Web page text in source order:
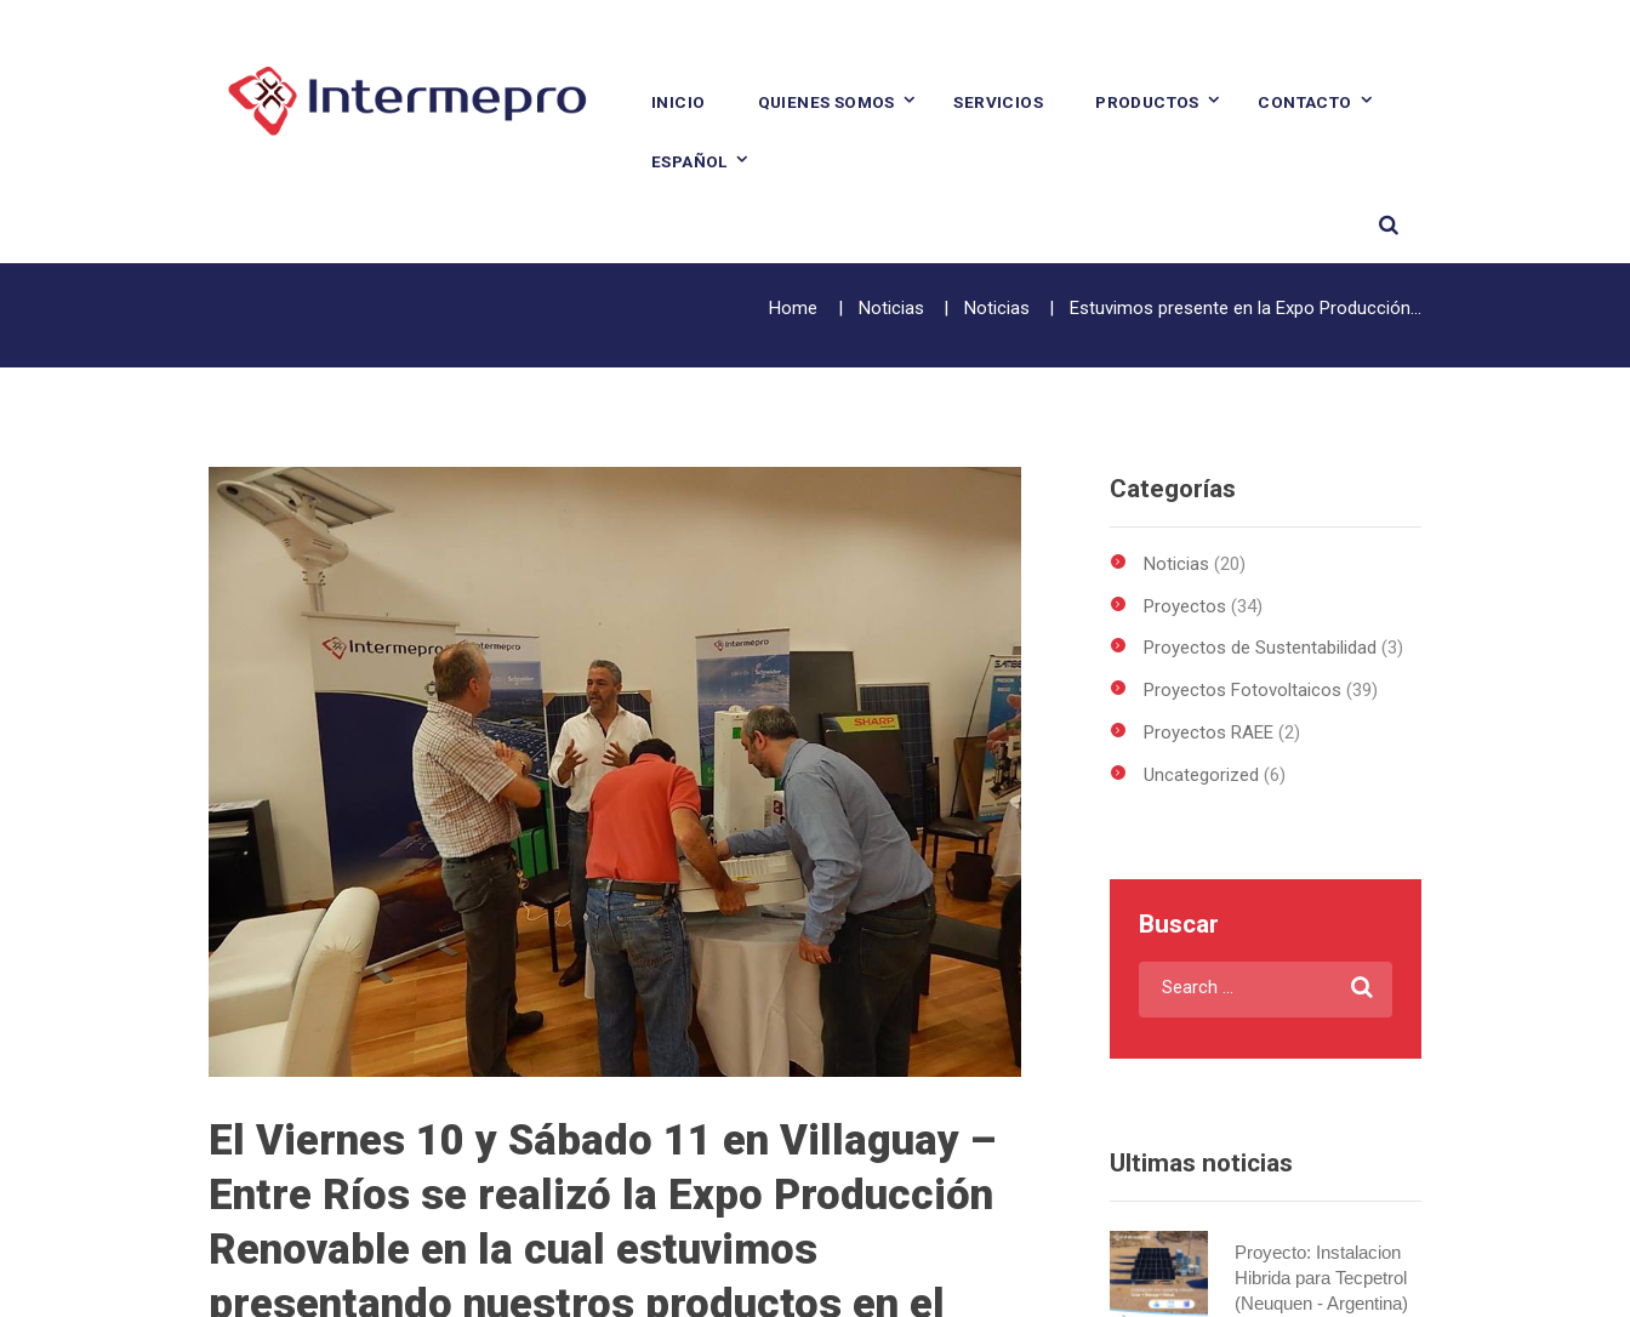
INICIO QUIENES SOMOS SERVICIOS PRODUCTOS CONTACTO
ESPAÑOL
Home Noticias Noticias Estuvimos presente en la Expo Producción...
El Viernes 10 y Sábado 11 en Villaguay –
Entre Ríos se realizó la Expo Producción
Renovable en la cual estuvimos
presentando nuestros productos en el
Categorías
Noticias (20)
Proyectos (34)
Proyectos de Sustentabilidad (3)
Proyectos Fotovoltaicos (39)
Proyectos RAEE(2)
Uncategorized (6)
Buscar
Ultimas noticias
Proyecto: Instalacion
Hibrida para Tecpetrol
(Neuquen - Argentina)